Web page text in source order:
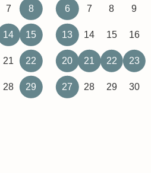
7 8
14 15
21 22
28 29
6 7 8 9
13 14 15 16
20 21 22 23
27 28 29 30